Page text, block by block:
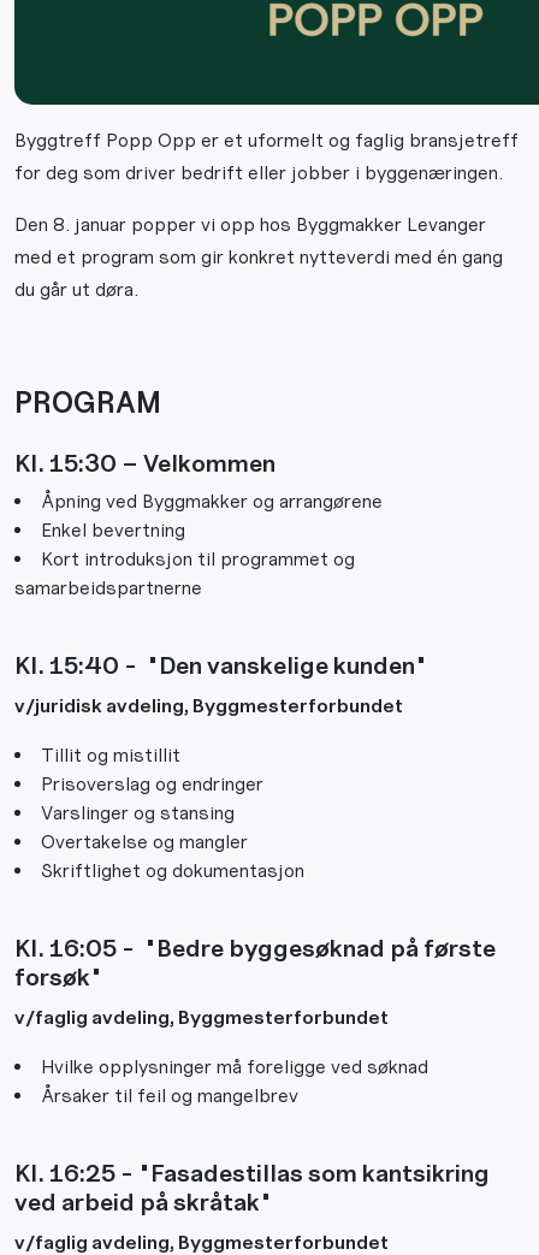
Byggtreff Popp Opp er et uformelt og faglig bransjetreff
for deg som driver bedrift eller jobber i byggenæringen.
Den 8. januar popper vi opp hos Byggmakker Levanger
med et program som gir konkret nytteverdi med én gang
du går ut døra.
PROGRAM
Kl. 15:30 – Velkommen
Åpning ved Byggmakker og arrangørene
Enkel bevertning
Kort introduksjon til programmet og
samarbeidspartnerne
Kl. 15:40 - "Den vanskelige kunden"
v/juridisk avdeling, Byggmesterforbundet
Tillit og mistillit
Prisoverslag og endringer
Varslinger og stansing
Overtakelse og mangler
Skriftlighet og dokumentasjon
Kl. 16:05 - "Bedre byggesøknad på første
forsøk"
v/faglig avdeling, Byggmesterforbundet
Hvilke opplysninger må foreligge ved søknad
Årsaker til feil og mangelbrev
Kl. 16:25 - "Fasadestillas som kantsikring
ved arbeid på skråtak"
v/faglig avdeling, Byggmesterforbundet